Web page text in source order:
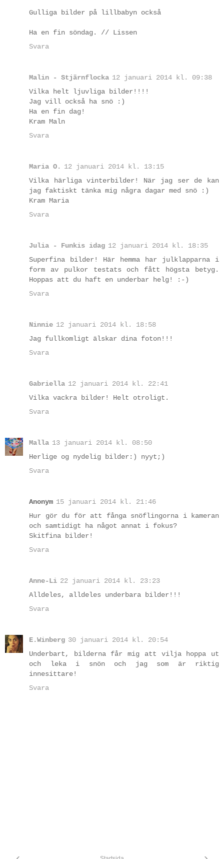
Gulliga bilder på lillbabyn också
Ha en fin söndag. // Lissen
Svara
Malin - Stjärnflocka 12 januari 2014 kl. 09:38
Vilka helt ljuvliga bilder!!!!
Jag vill också ha snö :)
Ha en fin dag!
Kram Maln
Svara
Maria O.
12 januari 2014 kl. 13:15
Vilka härliga vinterbilder! När jag ser de kan
jag faktiskt tänka mig några dagar med snö :)
Kram Maria
Svara
Julia - Funkis idag 12 januari 2014 kl. 18:35
Superfina bilder! Här hemma har julklapparna i
form av pulkor testats och fått högsta betyg.
Hoppas att du haft en underbar helg! :-)
Svara
Ninnie 12 januari 2014 kl. 18:58
Jag fullkomligt älskar dina foton!!!
Svara
Gabriella 12 januari 2014 kl. 22:41
Vilka vackra bilder! Helt otroligt.
Svara
Malla 13 januari 2014 kl. 08:50
Herlige og nydelig bilder:) nyyt;)
Svara
Anonym 15 januari 2014 kl. 21:46
Hur gör du för att fånga snöflingorna i kameran
och samtidigt ha något annat i fokus?
Skitfina bilder!
Svara
Anne-Li 22 januari 2014 kl. 23:23
Alldeles, alldeles underbara bilder!!!
Svara
E.Winberg 30 januari 2014 kl. 20:54
Underbart, bilderna får mig att vilja hoppa ut
och leka i snön och jag som är riktig
innesittare!
Svara